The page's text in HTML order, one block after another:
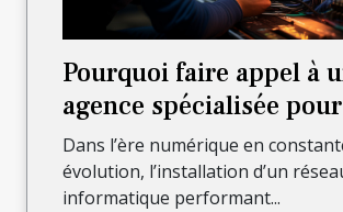
Pourquoi faire appel à
agence spécialisée pour
l’installation complète
réseau informatique ?
Dans l’ère numérique en
évolution, l’installation d’un
informatique performant...